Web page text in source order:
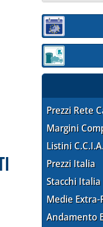
. Pubblicata venerdì 22 febbraio 1991
Sezione:
Sezione:
Prezzi Rete
Margini
Listini
Prezzi Italia
Stacchi Italia
Medie Extra-
Andamento